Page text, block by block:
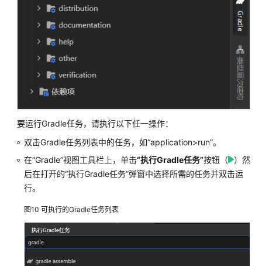
产
品
术
语
责
任
共
担
云
要运行Gradle任务，请执行以下任一操作：
双击Gradle任务列表中的任务，如“application>run”。
在“Gradle”视图工具栏上，单击“执行Gradle任务”按钮（ ）然
后在打开的“执行Gradle任务”弹窗中选择所需的任务并双击运
行。
图10 可执行的Gradle任务列表